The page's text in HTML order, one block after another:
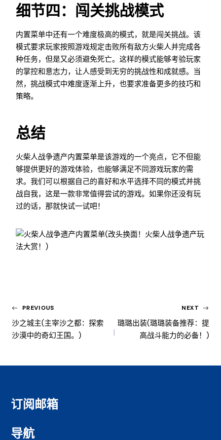
细节四：闯关挑战模式
内置菜单中还有一个难度极高的模式，就是闯关挑战。该
模式要求玩家按照游戏规定击败所有敌方火柴人并完成各
种任务，但是又必须避免死亡。这样的模式能够考验玩家
的掌控和意志力，让人感受到无穷的挑战性和成就感。当
然，挑战模式中难度逐渐上升，也要求准备更多的技巧和
策略。
总结
火柴人战争遗产内置菜单是该游戏的一个亮点，它不但能
够提供更好的游戏体验，也能够满足不同游戏玩家的需
求。我们可以根据自己的喜好和水平选择不同的模式并挑
战自我，这是一款非常值得尝试的游戏。如果你还没有玩
过的话，那就快试一试吧！
PREVIOUS
沙之城主(主宰沙之都：探索
沙漠中的奇幻王国。)
NEXT
璐璐出装(璐璐装备推荐：提
高战斗能力的必备！)
订阅邮箱
导航